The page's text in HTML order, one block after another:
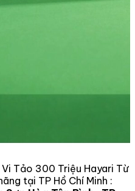
Tảo 300 Triệu Hayari Từ
tại TP Hồ Chí Minh :